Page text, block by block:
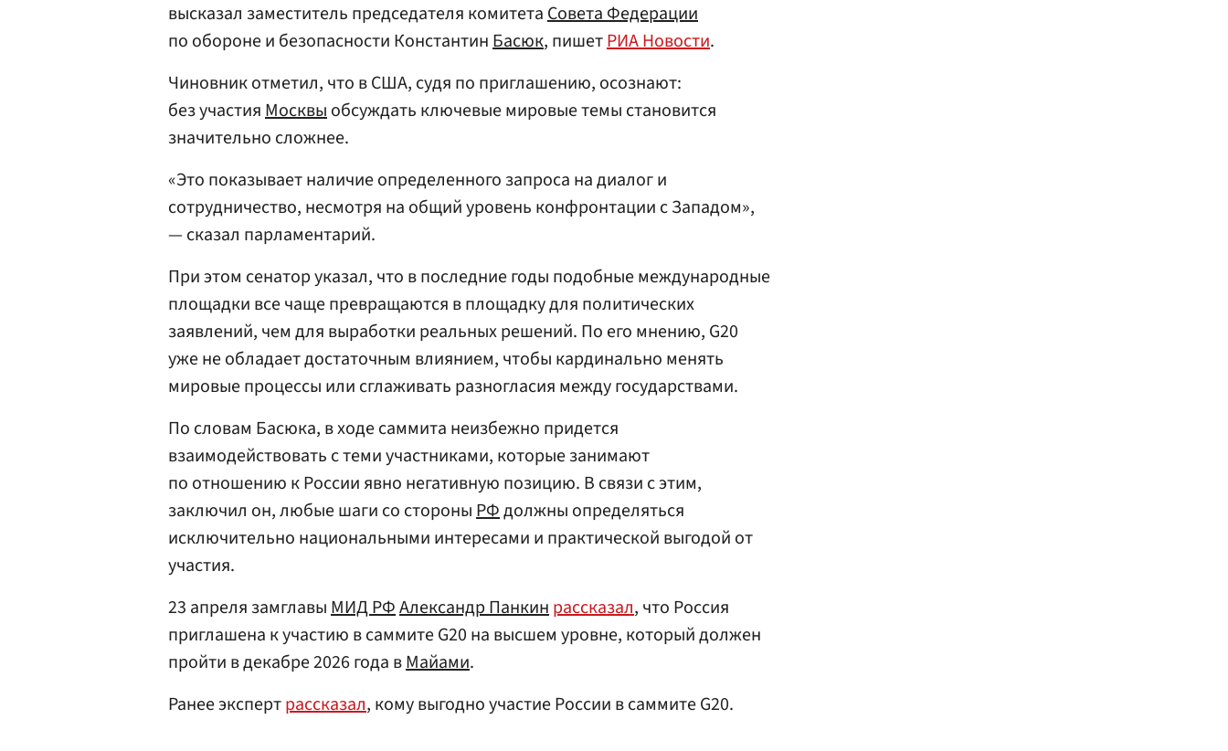
высказал заместитель председателя комитетаСовета Федерации
по обороне и безопасности КонстантинБасюк, пишетРИА Новости.
Чиновник отметил, что в США, судя по приглашению, осознают:
без участияМосквыобсуждать ключевые мировые темы становится
значительно сложнее.
«Это показывает наличие определенного запроса на диалог и
сотрудничество, несмотря на общий уровень конфронтации с Западом»,
— сказал парламентарий.
При этом сенатор указал, что в последние годы подобные международные
площадки все чаще превращаются в площадку для политических
заявлений, чем для выработки реальных решений. По его мнению, G20
уже не обладает достаточным влиянием, чтобы кардинально менять
мировые процессы или сглаживать разногласия между государствами.
По словам Басюка, в ходе саммита неизбежно придется
взаимодействовать с теми участниками, которые занимают
по отношению к России явно негативную позицию. В связи с этим,
заключил он, любые шаги со стороныРФдолжны определяться
исключительно национальными интересами и практической выгодой от
участия.
23 апреля замглавыМИД РФАлександр Панкинрассказал, что Россия
приглашена к участию в саммите G20 на высшем уровне, который должен
пройти в декабре 2026 года вМайами.
Ранее экспертрассказал, кому выгодно участие России в саммите G20.